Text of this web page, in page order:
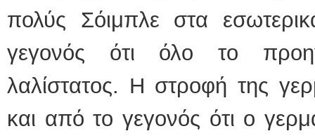
πολύς Σόιμπλε στα
γεγονός ότι όλο το
λαλίστατος. Η στροφή της
και από το γεγονός ότι ο